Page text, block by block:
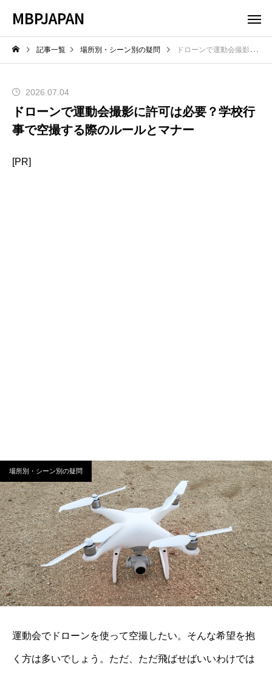
MBPJAPAN
記事一覧 場所別・シーン別の疑問 ドローンで運動会撮影に許可は必要？学校行事で空撮する際のルールとマナー
2026.07.04
ドローンで運動会撮影に許可は必要？学校行
事で空撮する際のルールとマナー
[PR]
場所別・シーン別の疑問
運動会でドローンを使って空撮したい。そんな希望を抱
く方は多いでしょう。ただ、ただ飛ばせばいいわけでは